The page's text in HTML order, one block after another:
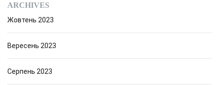
ARCHIVES
Жовтень 2023
Вересень 2023
Серпень 2023